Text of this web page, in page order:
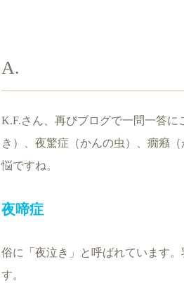
A.
K.F.さん、再びブログで一問一答
き）、夜驚症（かんの虫）、癇癪
悩ですね。
夜啼症
俗に「夜泣き」と呼ばれています
す。